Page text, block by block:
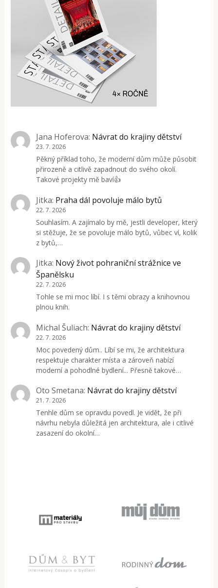
Jana Hoferova: Návrat do krajiny dětství
23. 7. 2026
Pěkný příklad toho, že moderní dům může působit
přirozeně a citlivě zapadnout do svého okolí.
Takové projekty mě baví👍
Jitka: Praha dál povoluje málo bytů
22. 7. 2026
Souhlasím. A zajímalo by mě, jestli developer, který
si stěžuje, že se povoluje málo bytů, vůbec ví, kolik
z bytů,…
Jitka: Nový život pohraniční strážnice ve
Španělsku
22. 7. 2026
Tohle se mi moc líbí. I s těmi obrazy a knihovnou
plnou knih.
Michal Šuliach: Návrat do krajiny dětství
22. 7. 2026
Moc povedený dům.. Líbí se mi, že architektura
respektuje charakter místa a zároveň nabízí
moderní a pohodlné bydlení... Přesně takové…
Oto Smetana: Návrat do krajiny dětství
21. 7. 2026
Tenhle dům se opravdu povedl. Je vidět, že při
návrhu nebyla důležitá jen architektura, ale i citlivé
zasazení do okolní…